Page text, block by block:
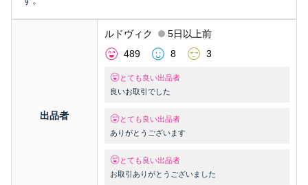
出品者
ルドヴィク
5日以上前
489
8 3
とても良い出品者
良いお取引でした
とても良い出品者
ありがとうございます
とても良い出品者
お取引ありがとうございました